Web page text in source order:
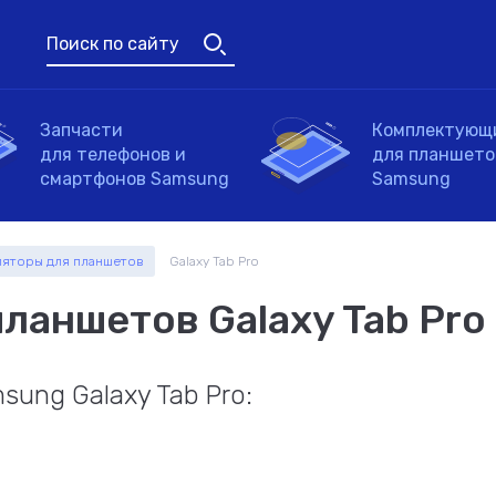
Поиск по сайту
Блоки питания для
Петли для
Запчасти
для телефонов и
смартфонов Samsung
Тачскрины для
для
для
Samsung
Блоки питания для
планшетов
Аккумуляторы для
Для планшетов Универсальные аксессуары
для планшетов Galaxy Tab Pro
Galaxy Tab Pro
Galaxy Tab Pro: